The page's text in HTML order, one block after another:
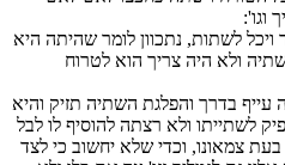
וגו':
ויכל לשתות, נתכוון לומר שהיתה היא
ולא היה צריך הוא לטרוח
בדרך והפלגת השתיה תזיק והיא
לשתייתו ולא רצתה להוסיף לו לבל
צמאונו, וכדי שלא יחשוב כי לצד